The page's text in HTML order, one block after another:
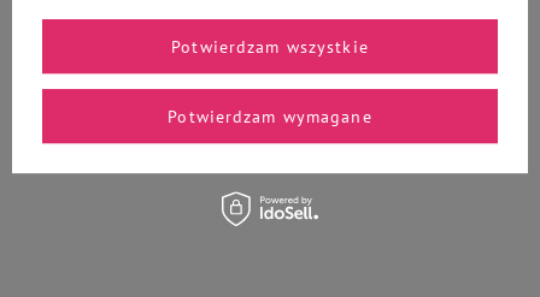
15,99 zł 39,98 zł / kg
- +
Do koszyka
- +
Do koszyka
Potwierdzam wymagane
Potwierdzam wszystkie